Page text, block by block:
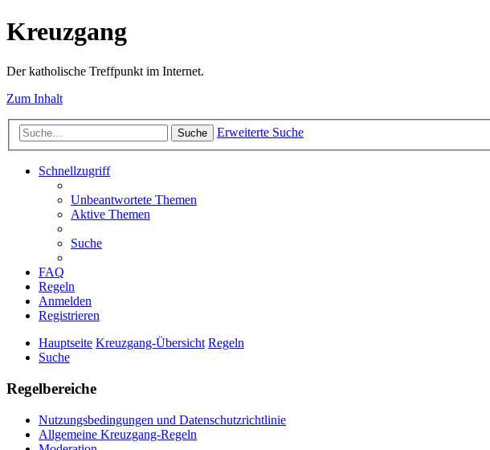
Kreuzgang
Der katholische Treffpunkt im Internet.
Zum Inhalt
Suche Erweiterte Suche
Schnellzugriff
Unbeantwortete Themen
Aktive Themen
Suche
FAQ
Regeln
Anmelden
Registrieren
Hauptseite Kreuzgang-Übersicht Regeln
Suche
Regelbereiche
Nutzungsbedingungen und Datenschutzrichtlinie
Allgemeine Kreuzgang-Regeln